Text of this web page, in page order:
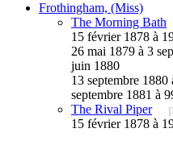
Frothingham, (Miss)
The Morning Bath
15 février 1878 à
26 mai 1879 à 3
juin 1880
13 septembre 1880
septembre 1881 à
The Rival Piper
15 février 1878 à